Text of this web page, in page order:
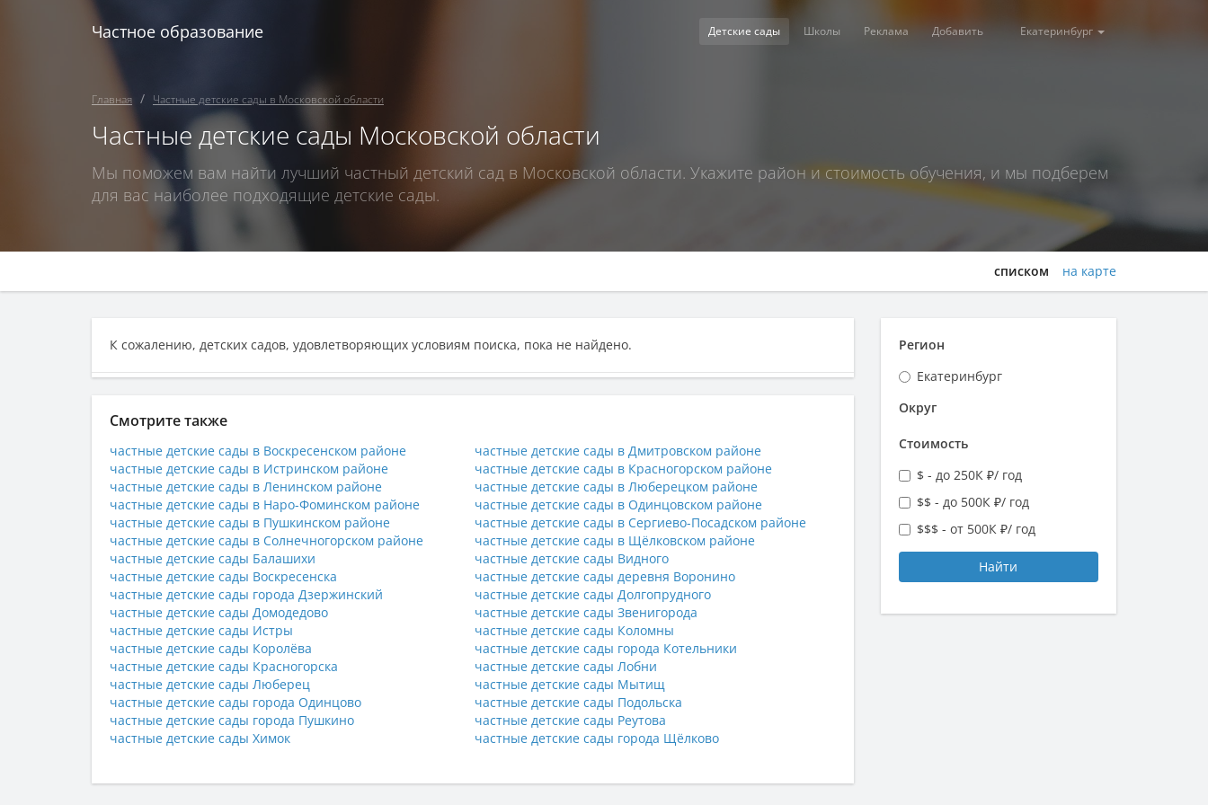
Частное образование Екатеринбург
Детские сады Школы Реклама Добавить
Главная Частные детские сады в Московской области
Частные детские сады Московской области
Мы поможем вам найти лучший частный детский сад в Московской области. Укажите район и стоимость обучения, и мы подберем
для вас наиболее подходящие детские сады.
списком на карте
К сожалению, детских садов, удовлетворяющих условиям поиска, пока не найдено.
Смотрите также
частные детские сады в Воскресенском районе
частные детские сады в Дмитровском районе
частные детские сады в Истринском районе
частные детские сады в Красногорском районе
частные детские сады в Ленинском районе
частные детские сады в Люберецком районе
частные детские сады в Наро-Фоминском районе
частные детские сады в Одинцовском районе
частные детские сады в Пушкинском районе
частные детские сады в Сергиево-Посадском районе
частные детские сады в Солнечногорском районе
частные детские сады в Щёлковском районе
частные детские сады Балашихи
частные детские сады Видного
частные детские сады Воскресенска
частные детские сады деревня Воронино
частные детские сады города Дзержинский
частные детские сады Долгопрудного
частные детские сады Домодедово
частные детские сады Звенигорода
частные детские сады Истры
частные детские сады Коломны
частные детские сады Королёва
частные детские сады города Котельники
частные детские сады Красногорска
частные детские сады Лобни
частные детские сады Люберец
частные детские сады Мытищ
частные детские сады города Одинцово
частные детские сады Подольска
частные детские сады города Пушкино
частные детские сады Реутова
частные детские сады Химок
частные детские сады города Щёлково
Регион
Екатеринбург
Округ
Стоимость
$ - до 250К ₽/ год
$$ - до 500К ₽/ год
$$$ - от 500К ₽/ год
Найти